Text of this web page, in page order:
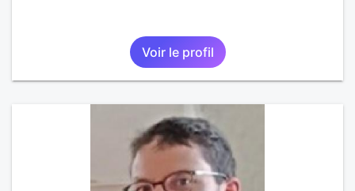
Voir le profil